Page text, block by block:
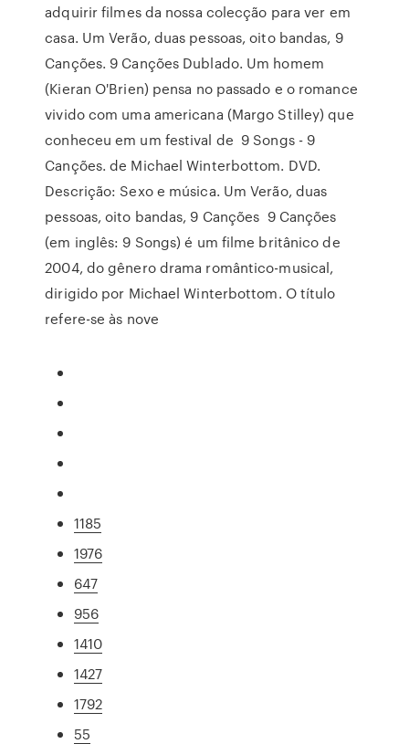
adquirir filmes da nossa colecção para ver em
casa. Um Verão, duas pessoas, oito bandas, 9
Canções. 9 Canções Dublado. Um homem
(Kieran O'Brien) pensa no passado e o romance
vivido com uma americana (Margo Stilley) que
conheceu em um festival de 9 Songs - 9
Canções. de Michael Winterbottom. DVD.
Descrição: Sexo e música. Um Verão, duas
pessoas, oito bandas, 9 Canções 9 Canções
(em inglês: 9 Songs) é um filme britânico de
2004, do gênero drama romântico-musical,
dirigido por Michael Winterbottom. O título
refere-se às nove
1185
1976
647
956
1410
1427
1792
55